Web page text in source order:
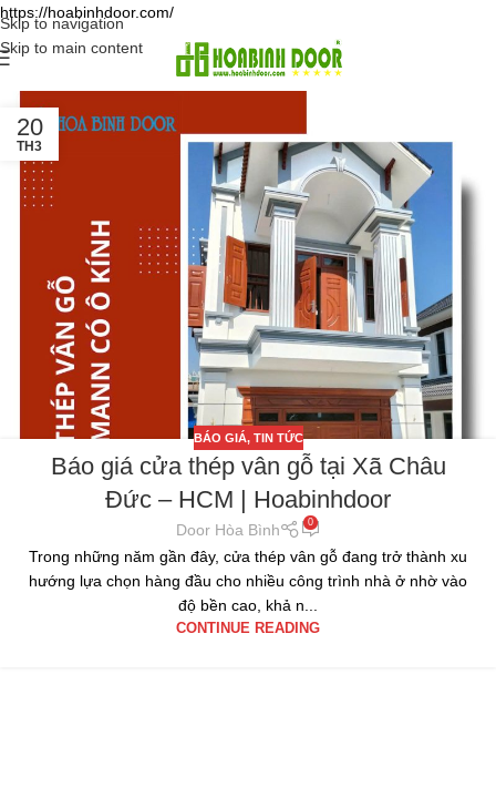
https://hoabinhdoor.com/
Skip to navigation
Skip to main content
20
TH3
BÁO GIÁ, TIN TỨC
Báo giá cửa thép vân gỗ tại Xã Châu
Đức – HCM | Hoabinhdoor
Door Hòa Bình 0
Trong những năm gần đây, cửa thép vân gỗ đang trở thành xu
hướng lựa chọn hàng đầu cho nhiều công trình nhà ở nhờ vào
độ bền cao, khả n...
CONTINUE READING